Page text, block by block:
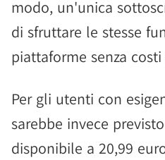
modo, un'unica
di sfruttare le stesse
piattaforme senza
Per gli utenti con
sarebbe invece
disponibile a 20,99